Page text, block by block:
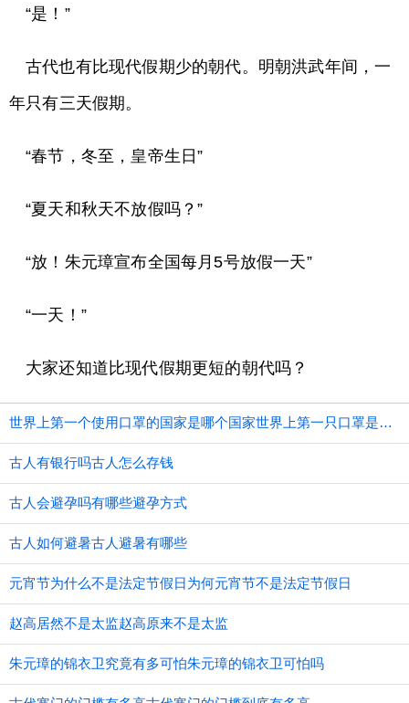
“是！”
古代也有比现代假期少的朝代。明朝洪武年间，一
年只有三天假期。
“春节，冬至，皇帝生日”
“夏天和秋天不放假吗？”
“放！朱元璋宣布全国每月5号放假一天”
“一天！”
大家还知道比现代假期更短的朝代吗？
世界上第一个使用口罩的国家是哪个国家世界上第一只口罩是谁发明的
古人有银行吗古人怎么存钱
古人会避孕吗有哪些避孕方式
古人如何避暑古人避暑有哪些
元宵节为什么不是法定节假日为何元宵节不是法定节假日
赵高居然不是太监赵高原来不是太监
朱元璋的锦衣卫究竟有多可怕朱元璋的锦衣卫可怕吗